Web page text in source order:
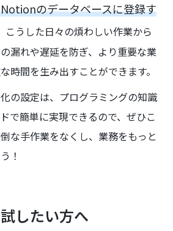
のデータベースに登録す
こうした日々の煩わしい作業から
漏れや遅延を防ぎ、より重要な業
時間を生み出すことができます。
の設定は、プログラミングの知識
で簡単に実現できるので、ぜひこ
な手作業をなくし、業務をもっと
！
したい方へ